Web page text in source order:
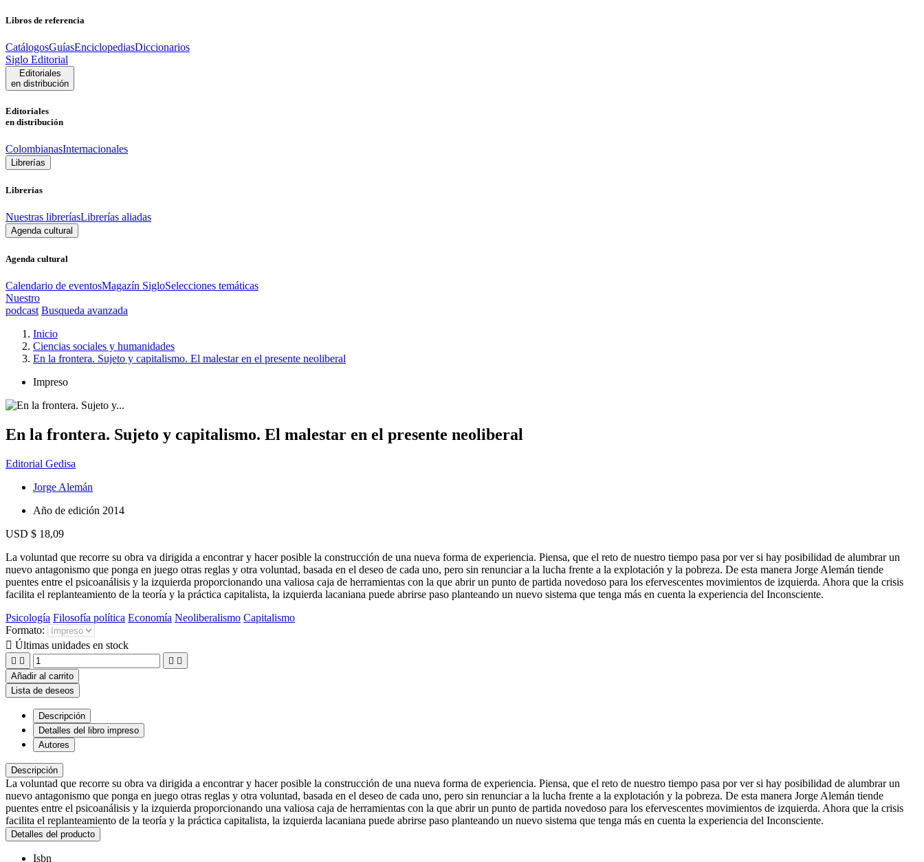
Libros de referencia
CatálogosGuíasEnciclopediasDiccionarios
Siglo Editorial
Editoriales
en distribución
Editoriales
en distribución
ColombianasInternacionales
Librerías
Librerías
Nuestras libreríasLibrerías aliadas
Agenda cultural
Agenda cultural
Calendario de eventosMagazín SigloSelecciones temáticas
Nuestro
podcast Busqueda avanzada
Inicio
Ciencias sociales y humanidades
En la frontera. Sujeto y capitalismo. El malestar en el presente neoliberal
Impreso
En la frontera. Sujeto y capitalismo. El malestar en el presente neoliberal
Editorial Gedisa
Jorge Alemán
Año de edición 2014
USD $ 18,09
La voluntad que recorre su obra va dirigida a encontrar y hacer posible la construcción de una nueva forma de experiencia. Piensa, que el reto de nuestro tiempo pasa por ver si hay posibilidad de alumbrar un
nuevo antagonismo que ponga en juego otras reglas y otra voluntad, basada en el deseo de cada uno, pero sin renunciar a la lucha frente a la explotación y la pobreza. De esta manera Jorge Alemán tiende
puentes entre el psicoanálisis y la izquierda proporcionando una valiosa caja de herramientas con la que abrir un punto de partida novedoso para los efervescentes movimientos de izquierda. Ahora que la crisis
facilita el replanteamiento de la teoría y la práctica capitalista, la izquierda lacaniana puede abrirse paso planteando un nuevo sistema que tenga más en cuenta la experiencia del Inconsciente.
Psicología Filosofía política Economía Neoliberalismo Capitalismo
Formato:
 Últimas unidades en stock
   
Añadir al carrito
Lista de deseos
Descripción
Detalles del libro impreso
Autores
Descripción
La voluntad que recorre su obra va dirigida a encontrar y hacer posible la construcción de una nueva forma de experiencia. Piensa, que el reto de nuestro tiempo pasa por ver si hay posibilidad de alumbrar un
nuevo antagonismo que ponga en juego otras reglas y otra voluntad, basada en el deseo de cada uno, pero sin renunciar a la lucha frente a la explotación y la pobreza. De esta manera Jorge Alemán tiende
puentes entre el psicoanálisis y la izquierda proporcionando una valiosa caja de herramientas con la que abrir un punto de partida novedoso para los efervescentes movimientos de izquierda. Ahora que la crisis
facilita el replanteamiento de la teoría y la práctica capitalista, la izquierda lacaniana puede abrirse paso planteando un nuevo sistema que tenga más en cuenta la experiencia del Inconsciente.
Detalles del producto
Isbn